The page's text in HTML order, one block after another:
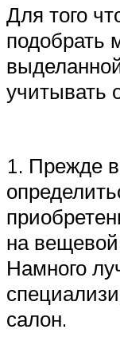
Для того
подобрать
учитывать
1. Прежде
на
Намного
салон.